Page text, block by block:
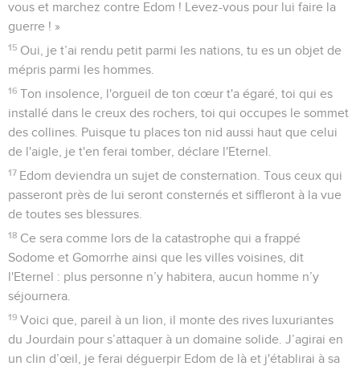
vous et marchez contre Edom ! Levez-vous pour lui faire la
guerre ! »
15 Oui, je t’ai rendu petit parmi les nations, tu es un objet de
mépris parmi les hommes.
16 Ton insolence, l'orgueil de ton cœur t'a égaré, toi qui es
installé dans le creux des rochers, toi qui occupes le sommet
des collines. Puisque tu places ton nid aussi haut que celui
de l'aigle, je t'en ferai tomber, déclare l'Eternel.
17 Edom deviendra un sujet de consternation. Tous ceux qui
passeront près de lui seront consternés et siffleront à la vue
de toutes ses blessures.
18 Ce sera comme lors de la catastrophe qui a frappé
Sodome et Gomorrhe ainsi que les villes voisines, dit
l'Eternel : plus personne n’y habitera, aucun homme n’y
séjournera.
19 Voici que, pareil à un lion, il monte des rives luxuriantes
du Jourdain pour s’attaquer à un domaine solide. J’agirai en
un clin d’œil, je ferai déguerpir Edom de là et j'établirai à sa